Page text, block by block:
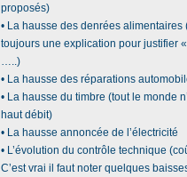
proposés)
• La hausse des denrées
toujours une explication pour justifier
…..)
• La hausse des réparations
• La hausse du timbre (tout le monde
haut débit)
• La hausse annoncée de l’électricité
• L’évolution du contrôle technique
C’est vrai il faut noter quelques